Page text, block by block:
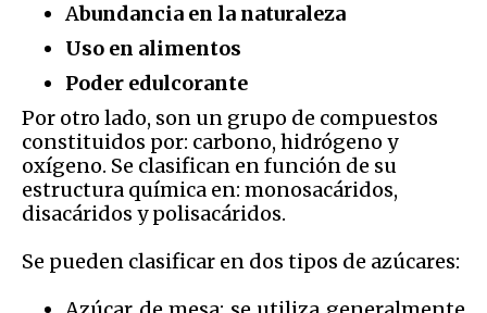
Abundancia en la naturaleza
Uso en alimentos
Poder edulcorante
Por otro lado, son un grupo de compuestos
constituidos por: carbono, hidrógeno y
oxígeno. Se clasifican en función de su
estructura química en: monosacáridos,
disacáridos y polisacáridos.
Se pueden clasificar en dos tipos de azúcares: